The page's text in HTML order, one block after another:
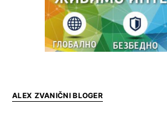
ALEX ZVANIČNI BLOGER